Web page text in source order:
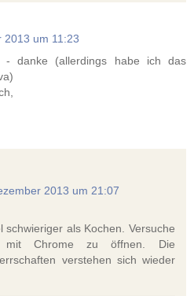
2013 um 11:23
- danke (allerdings habe ich das
2013 um 21:07
schwieriger als Kochen. Versuche
Chrome zu öffnen. Die
verstehen sich wieder